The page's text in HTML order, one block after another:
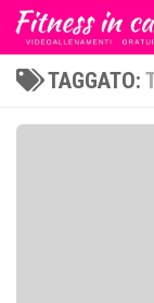
Salta al
TAGGATO: